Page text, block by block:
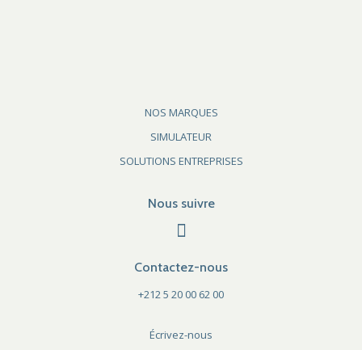
NOS MARQUES
SIMULATEUR
SOLUTIONS ENTREPRISES
Nous suivre
Contactez-nous
+212 5 20 00 62 00
Écrivez-nous